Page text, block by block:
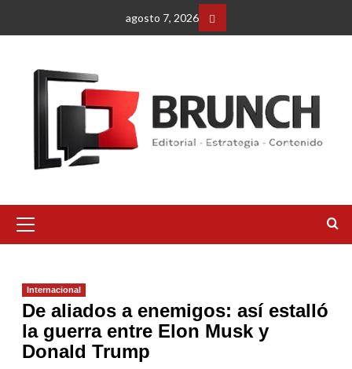
agosto 7, 2026
Facebbok
primario
Internacional
De aliados a enemigos: así estalló
la guerra entre Elon Musk y
Donald Trump